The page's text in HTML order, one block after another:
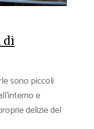
di
sono piccoli
e
delizie del